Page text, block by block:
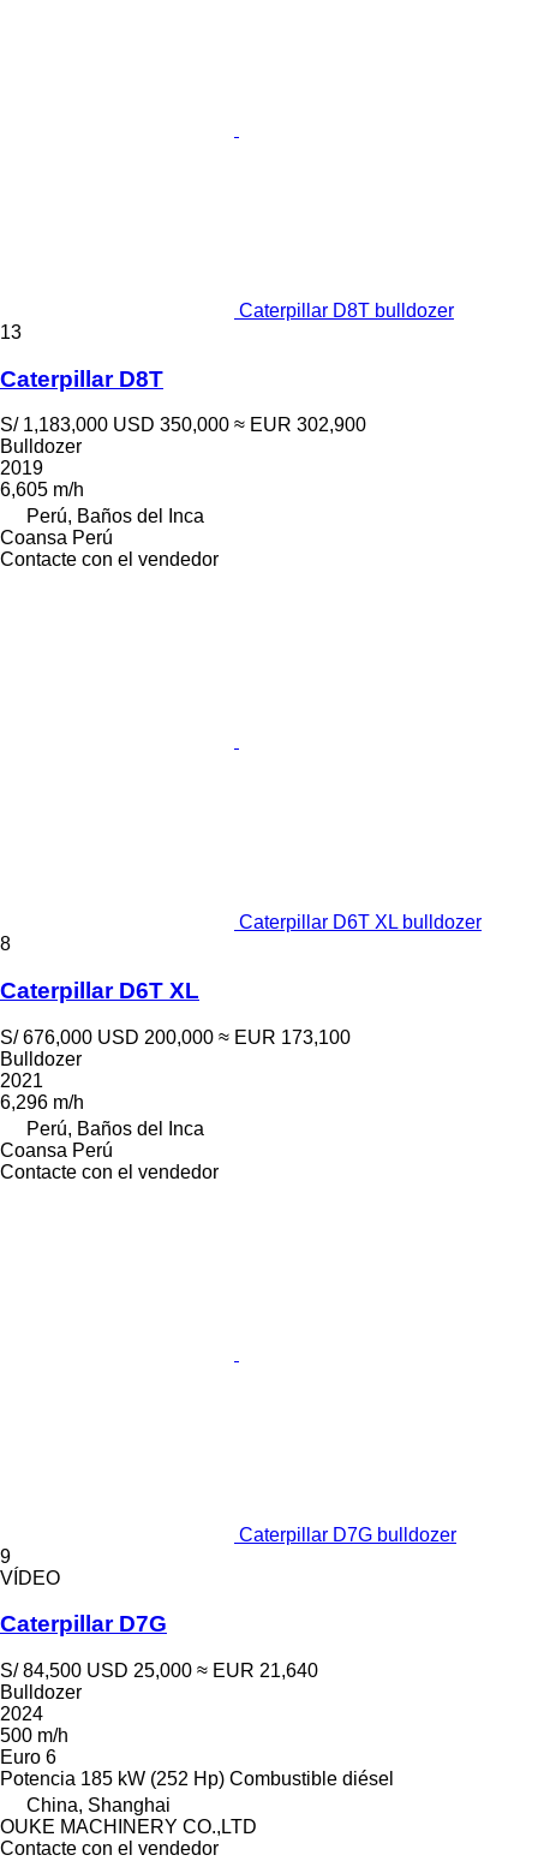
Caterpillar D8T bulldozer
13
Caterpillar D8T
S/ 1,183,000 USD 350,000 ≈ EUR 302,900
Bulldozer
2019
6,605 m/h
Perú, Baños del Inca
Coansa Perú
Contacte con el vendedor
Caterpillar D6T XL bulldozer
8
Caterpillar D6T XL
S/ 676,000 USD 200,000 ≈ EUR 173,100
Bulldozer
2021
6,296 m/h
Perú, Baños del Inca
Coansa Perú
Contacte con el vendedor
Caterpillar D7G bulldozer
9
VÍDEO
Caterpillar D7G
S/ 84,500 USD 25,000 ≈ EUR 21,640
Bulldozer
2024
500 m/h
Euro 6
Potencia 185 kW (252 Hp) Combustible diésel
China, Shanghai
OUKE MACHINERY CO.,LTD
Contacte con el vendedor